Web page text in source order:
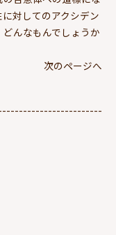
対してのアクシデン
んなもんでしょうか
次のページへ